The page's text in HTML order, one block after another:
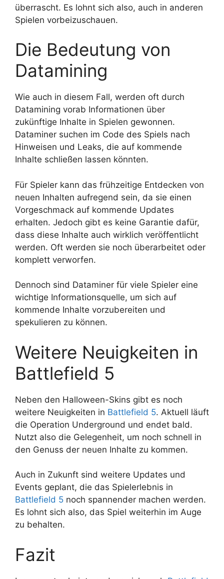
überrascht. Es lohnt sich also, auch in anderen
Spielen vorbeizuschauen.
Die Bedeutung von
Datamining
Wie auch in diesem Fall, werden oft durch
Datamining vorab Informationen über
zukünftige Inhalte in Spielen gewonnen.
Dataminer suchen im Code des Spiels nach
Hinweisen und Leaks, die auf kommende
Inhalte schließen lassen könnten.
Für Spieler kann das frühzeitige Entdecken von
neuen Inhalten aufregend sein, da sie einen
Vorgeschmack auf kommende Updates
erhalten. Jedoch gibt es keine Garantie dafür,
dass diese Inhalte auch wirklich veröffentlicht
werden. Oft werden sie noch überarbeitet oder
komplett verworfen.
Dennoch sind Dataminer für viele Spieler eine
wichtige Informationsquelle, um sich auf
kommende Inhalte vorzubereiten und
spekulieren zu können.
Weitere Neuigkeiten in
Battlefield 5
Neben den Halloween-Skins gibt es noch
weitere Neuigkeiten in Battlefield 5. Aktuell läuft
die Operation Underground und endet bald.
Nutzt also die Gelegenheit, um noch schnell in
den Genuss der neuen Inhalte zu kommen.
Auch in Zukunft sind weitere Updates und
Events geplant, die das Spielerlebnis in
Battlefield 5 noch spannender machen werden.
Es lohnt sich also, das Spiel weiterhin im Auge
zu behalten.
Fazit